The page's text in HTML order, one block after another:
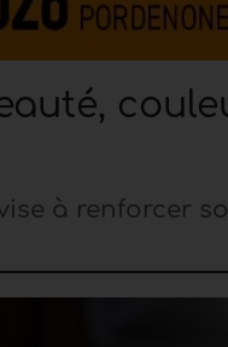
à renforcer